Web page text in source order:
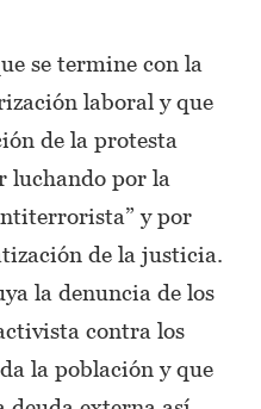
se termine con la
laboral y que
de la protesta
luchando por la
y por
de la justicia.
la denuncia de los
contra los
la población y que